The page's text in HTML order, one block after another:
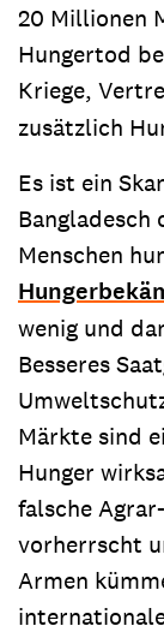
20 Millionen
Hungertod
Kriege,
zusätzlich
Es ist ein
Bangladesch
Menschen
wenig und
Besseres
Märkte sind
Hunger
falsche
vorherrscht
Armen